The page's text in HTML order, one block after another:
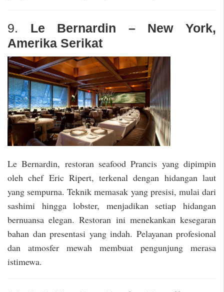
9. Le Bernardin – New York,
Amerika Serikat
Le Bernardin, restoran seafood Prancis yang dipimpin
oleh chef Eric Ripert, terkenal dengan hidangan laut
yang sempurna. Teknik memasak yang presisi, mulai dari
sashimi hingga lobster, menjadikan setiap hidangan
bernuansa elegan. Restoran ini menekankan kesegaran
bahan dan presentasi yang indah. Pelayanan profesional
dan atmosfer mewah membuat pengunjung merasa
istimewa.